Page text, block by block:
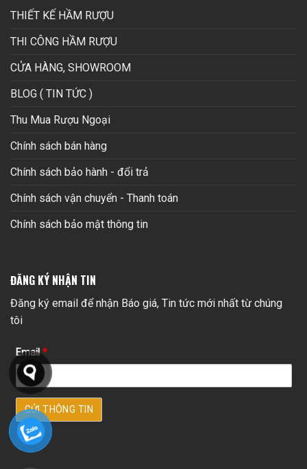
THIẾT KẾ HẦM RƯỢU
THI CÔNG HẦM RƯỢU
CỬA HÀNG, SHOWROOM
BLOG ( TIN TỨC )
Thu Mua Rượu Ngoại
Chính sách bán hàng
Chính sách bảo hành - đổi trả
Chính sách vận chuyển - Thanh toán
Chính sách bảo mật thông tin
ĐĂNG KÝ NHẬN TIN
Đăng ký email để nhận Báo giá, Tin tức mới nhất từ chúng
tôi
Email*